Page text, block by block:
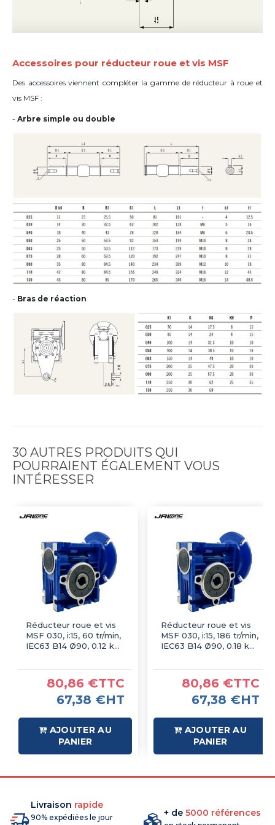
Accessoires pour réducteur roue et vis MSF
Des accessoires viennent compléter la gamme de réducteur à roue et
vis MSF :
- Arbre simple ou double
- Bras de réaction
30 AUTRES PRODUITS QUI
POURRAIENT ÉGALEMENT VOUS
INTÉRESSER
Réducteur roue et vis
MSF 030, i:15, 60 tr/min,
IEC63 B14 Ø90, 0.12 kW
80,86 €TTC
67,38 €HT
AJOUTER AU
PANIER
Réducteur roue et vis
MSF 030, i:15, 186 tr/min,
IEC63 B14 Ø90, 0.18 kW
80,86 €TTC
67,38 €HT
AJOUTER AU
PANIER
Livraison rapide
90% expédiées le jour + de 5000 références